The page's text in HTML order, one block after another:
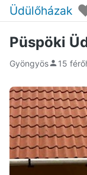
Üdülőházak
Püspöki
Gyöngyös 15